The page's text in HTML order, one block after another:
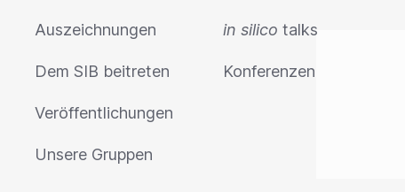
Auszeichnungen
Dem SIB beitreten
Veröffentlichungen
Unsere Gruppen
in silico talks
Konferenzen